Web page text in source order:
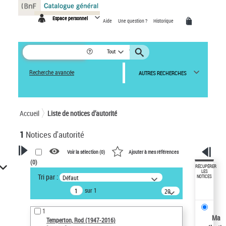
Espace personnel Aide Une question ? Historique
Tout
Recherche avancée AUTRES RECHERCHES
Accueil Liste de notices d’autorité
1 Notices d'autorité
VOTRE RECHERCHE
Recherche avancée dans les
notices d’autorité
Œuvres liées à l'auteur :
Temperton, Rod (1947-2016)
Voir la sélection (0) Ajouter à mes références
(0)
Tri par : Défaut
sur 1
20
résultats/page
1
Temperton, Rod (1947-2016)
RÉCUPÉRER
LES
NOTICES
Ma
Panneau de gestion des cookies